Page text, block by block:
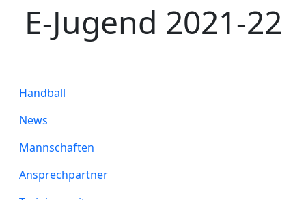
E-Jugend 2021-22
Handball
News
Mannschaften
Ansprechpartner